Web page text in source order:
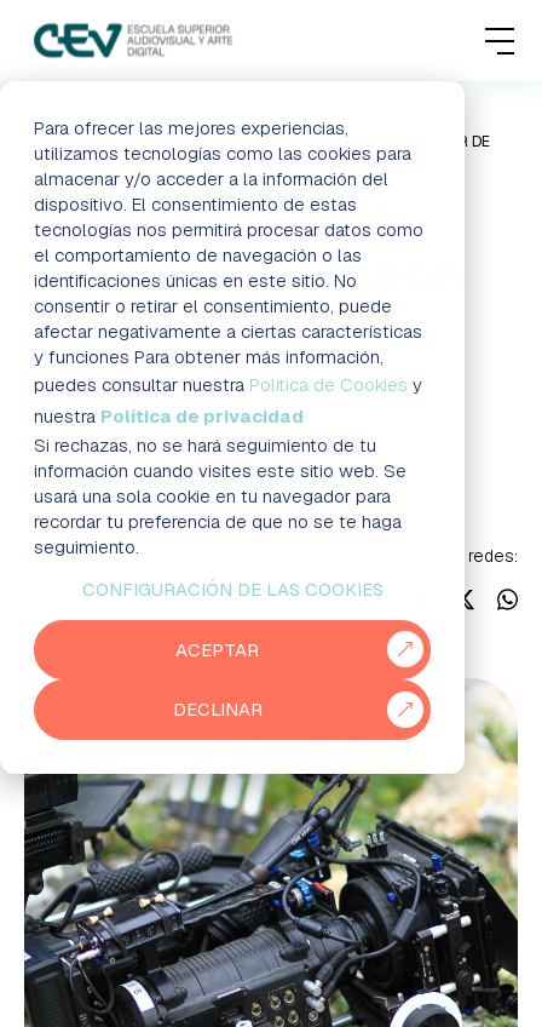
Para ofrecer las mejores experiencias,
utilizamos tecnologías como las cookies para
almacenar y/o acceder a la información del
dispositivo. El consentimiento de estas
tecnologías nos permitirá procesar datos como
el comportamiento de navegación o las
identificaciones únicas en este sitio. No
consentir o retirar el consentimiento, puede
afectar negativamente a ciertas características
y funciones Para obtener más información,
puedes consultar nuestra Política de Cookies y
nuestra Política de privacidad
Si rechazas, no se hará seguimiento de tu
información cuando visites este sitio web. Se
usará una sola cookie en tu navegador para
recordar tu preferencia de que no se te haga
seguimiento.
CONFIGURACIÓN DE LAS COOKIES
ACEPTAR
DECLINAR
MENU
FORMACIONES
ADMISIONES
ACTUALIDAD
ESCUELA
CONTACTO
RESERVAR PLAZA VISITAR ESCUELA
BLOG
EMPRESAS
PARTNERS
931 76 23 43
¿QUÉ ES Y DÓNDE
ESTUDIAR DIRECTOR
DE FOTOGRAFÍA EN
TELEVISIÓN?
¿QUÉ ES Y DÓNDE ESTUDIAR DIRECTOR DE
FOTOGRAFÍA EN TELEVISIÓN?
Síguenos en redes: